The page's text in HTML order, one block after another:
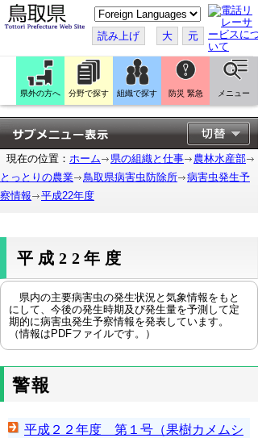
こ
の
ペ
ー
ジ
翻
訳
す
る
読み上げ 大 元
県外の方へ 分野で探す 組織で探す 防災 緊急 メニュー
現在の位置： ホーム 県の組織と仕事
農林水産部
とっとりの農業
鳥取県病害虫防除所
病害虫発生予
察情報
平成22年度
平成22年度
県内の主要病害虫の発生状況と気象情報をもと
にして、今後の発生時期及び発生量を予測して定
期的に病害虫発生予察情報を発表しています。
（情報はPDFファイルです。）
警報
平成２２年度 第１号（果樹カメムシ